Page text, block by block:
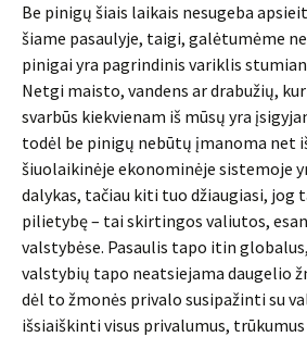
Be pinigų šiais laikais nesugeba
šiame pasaulyje, taigi, galėtumėme
pinigai yra pagrindinis variklis
Netgi maisto, vandens ar drabužių,
svarbūs kiekvienam iš mūsų yra
todėl be pinigų nebūtų įmanoma net
šiuolaikinėje ekonominėje sistemoje
dalykas, tačiau kiti tuo džiaugiasi, jog
pilietybę – tai skirtingos valiutos,
valstybėse. Pasaulis tapo itin
valstybių tapo neatsiejama daugelio
dėl to žmonės privalo susipažinti su
išsiaiškinti visus privalumus,